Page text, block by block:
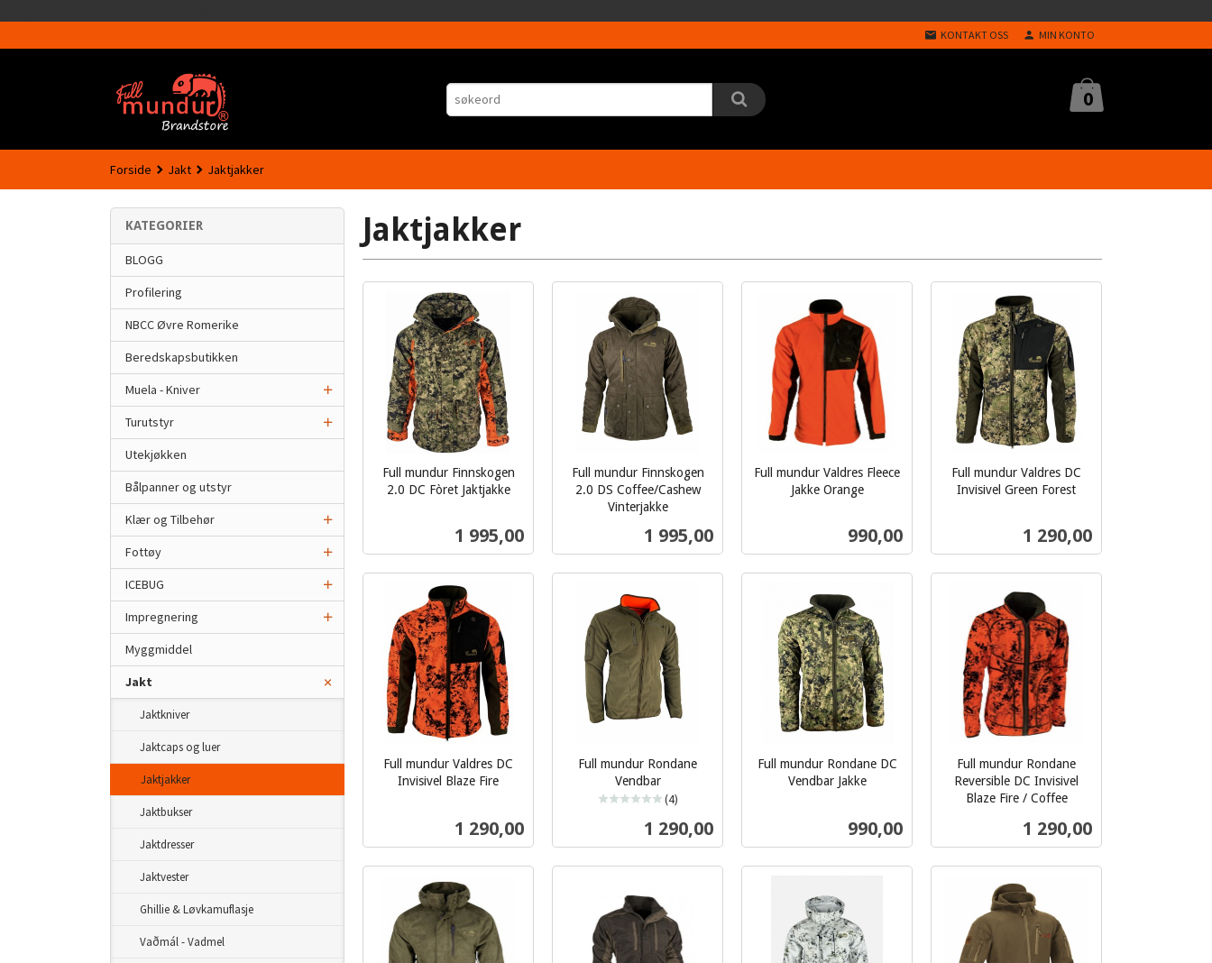
innholdet
KONTAKT OSS MIN KONTO
0
Forside Jakt Jaktjakker
Jaktjakker
Full mundur Finnskogen
2.0 DC Fòret Jaktjakke
Pris
1 995,00
Les mer
Full mundur Finnskogen
2.0 DS Coffee/Cashew
Vinterjakke
Pris
1 995,00
Les mer
Full mundur Valdres Fleece
Jakke Orange
Pris
990,00
Les mer
Full mundur Valdres DC
Invisivel Green Forest
Pris
1 290,00
Les mer
Full mundur Valdres DC
Invisivel Blaze Fire
Pris
1 290,00
Les mer
Full mundur Rondane
Vendbar
(4)
Pris
1 290,00
Full mundur Rondane DC
Vendbar Jakke
Pris
990,00
Full mundur Rondane
Reversible DC Invisivel
Blaze Fire / Coffee
Pris
1 290,00
Les mer
KATEGORIER
BLOGG
Profilering
NBCC Øvre Romerike
Beredskapsbutikken
Muela - Kniver
Turutstyr
Utekjøkken
Bålpanner og utstyr
Klær og Tilbehør
Fottøy
ICEBUG
Impregnering
Myggmiddel
Jakt
Jaktkniver
Jaktcaps og luer
Jaktjakker
Jaktbukser
Jaktdresser
Jaktvester
Ghillie & Løvkamuflasje
Vaðmál - Vadmel